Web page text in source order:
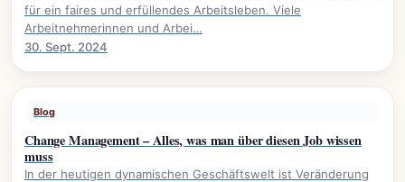
für ein faires und erfüllendes Arbeitsleben. Viele
Arbeitnehmerinnen und Arbei…
30. Sept. 2024
Blog
Change Management – Alles, was man über diesen Job wissen
muss
In der heutigen dynamischen Geschäftswelt ist Veränderung